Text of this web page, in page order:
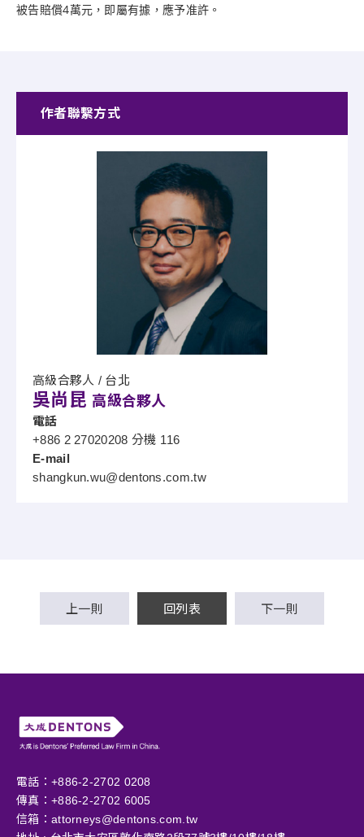
被告賠償4萬元，即屬有據，應予准許。
作者聯繫方式
高級合夥人 / 台北
吳尚昆 高級合夥人
電話
+886 2 27020208 分機 116
E-mail
shangkun.wu@dentons.com.tw
上一則 回列表 下一則
電話：+886-2-2702 0208
傳真：+886-2-2702 6005
信箱： attorneys@dentons.com.tw